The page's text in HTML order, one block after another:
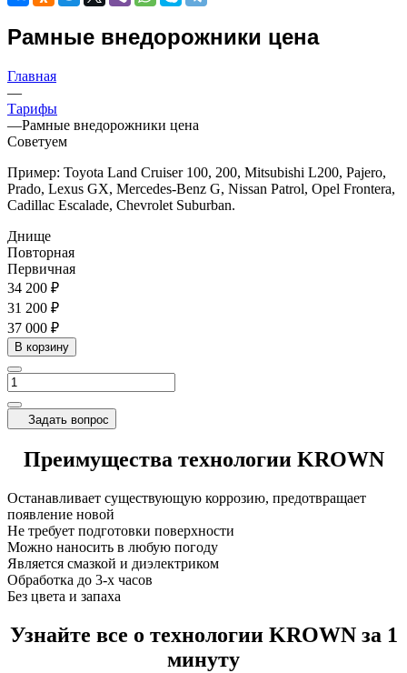
Рамные внедорожники цена
Главная
—
Тарифы
—Рамные внедорожники цена
Cоветуем
Пример: Toyota Land Cruiser 100, 200, Mitsubishi L200, Pajero,
Prado, Lexus GX, Mercedes-Benz G, Nissan Patrol, Opel Frontera,
Cadillac Escalade, Chevrolet Suburban.
Днище
Повторная
Первичная
34 200 ₽
31 200 ₽
37 000 ₽
В корзину
Задать вопрос
Преимущества технологии KROWN
Останавливает существующую коррозию, предотвращает
появление новой
Не требует подготовки поверхности
Можно наносить в любую погоду
Является смазкой и диэлектриком
Обработка до 3-х часов
Без цвета и запаха
Узнайте все о технологии KROWN за 1
минуту